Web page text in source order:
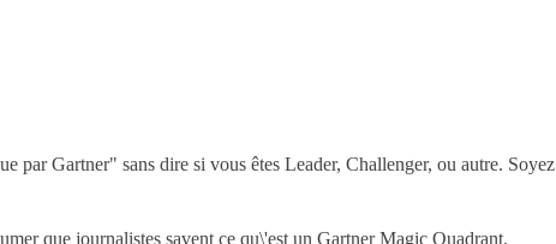
par Gartner" sans dire si vous êtes Leader, Challenger, ou autre. Soyez
que journalistes savent ce qu\'est un Gartner Magic Quadrant.